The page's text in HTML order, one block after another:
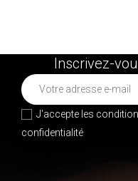
Inscrivez-
J'accepte les
confidentialité